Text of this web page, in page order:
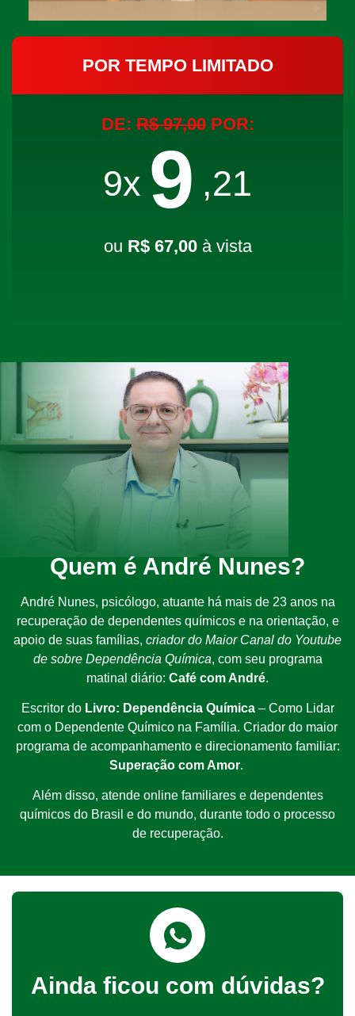
POR TEMPO LIMITADO
DE:R$ 97,00POR:
9x 9 ,21
ou R$ 67,00à vista
Quem é André Nunes?
André Nunes, psicólogo, atuante há mais de 23 anos na
recuperação de dependentes químicos e na orientação, e
apoio de suas famílias, criador do Maior Canal do Youtube
de sobre Dependência Química, com seu programa
matinal diário: Café com André.
Escritor do Livro: Dependência Química– Como Lidar
com o Dependente Químico na Família. Criador do maior
programa de acompanhamento e direcionamento familiar:
Superação com Amor.
Além disso, atende online familiares e dependentes
químicos do Brasil e do mundo, durante todo o processo
de recuperação.
Ainda ficou com dúvidas?